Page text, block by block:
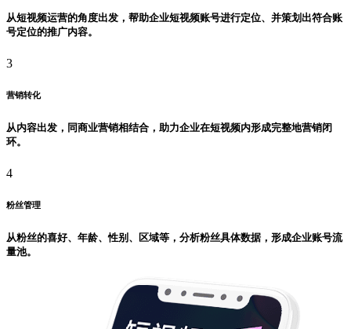
从短视频运营的角度出发，帮助企业短视频账号进行定位、并策划出符合账
号定位的推广内容。
3
营销转化
从内容出发，同商业营销相结合，助力企业在短视频内形成完整地营销闭
环。
4
粉丝管理
从粉丝的喜好、年龄、性别、区域等，分析粉丝具体数据，形成企业账号流
量池。